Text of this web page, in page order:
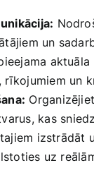
un
aktuāla
rīkojumiem ⁢un
kas⁢
izstrādāt
uz